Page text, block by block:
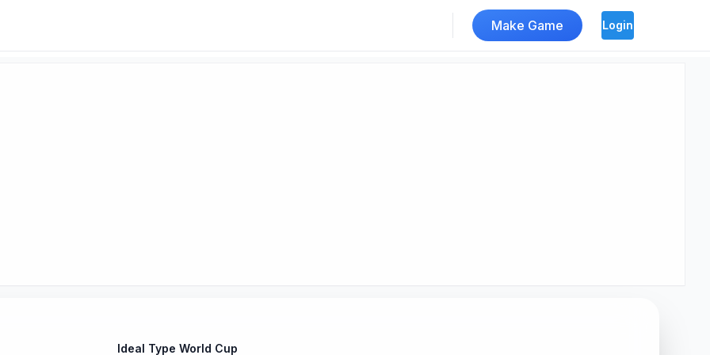
Make Game
Login
Ideal Type World Cup